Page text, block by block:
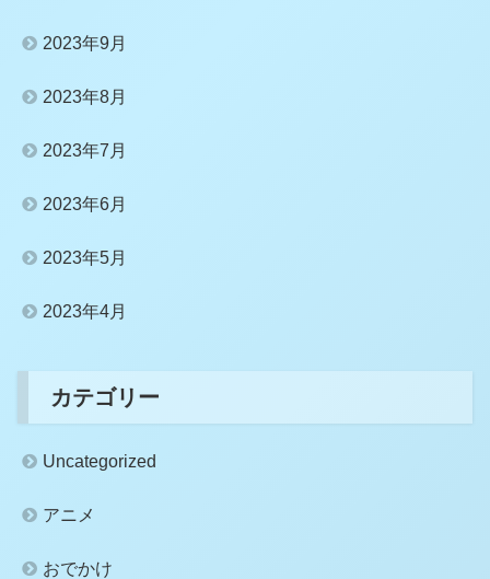
2023年9月
2023年8月
2023年7月
2023年6月
2023年5月
2023年4月
カテゴリー
Uncategorized
アニメ
おでかけ